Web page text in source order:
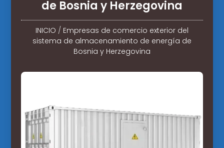
de Bosnia y Herzegovina
INICIO / Empresas de comercio exterior del
sistema de almacenamiento de energía de
Bosnia y Herzegovina